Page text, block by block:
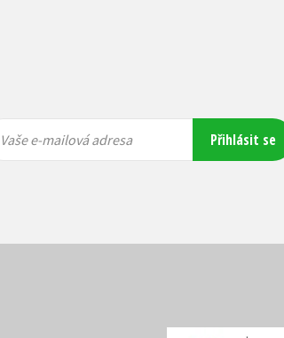
mailová
mailová
Vaše e-mailová adresa Přihlásit se